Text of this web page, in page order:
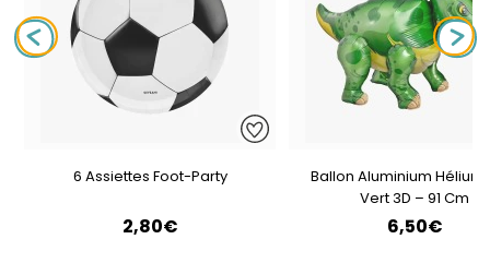
6 Assiettes Foot-Party
2,80€
Ballon Aluminium Hélium
Vert 3D – 91 Cm
6,50€